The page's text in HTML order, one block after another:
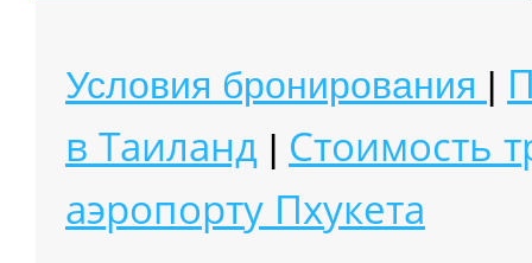
Условия бронирования |
в Таиланд | Стоимость
аэропорту Пхукета